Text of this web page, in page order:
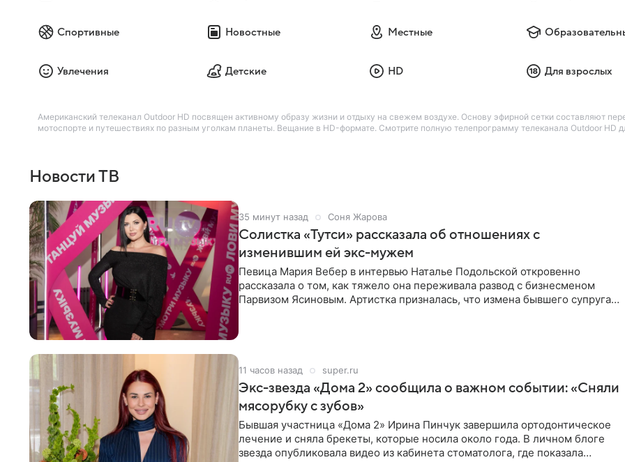
Спортивные Новостные Местные
Увлечения Детские HD Для взрослых
Американский телеканал Outdoor HD посвящен активному образу жизни и отдыху на свежем воздухе. Основу эфирной сетки составляют
мотоспорте и путешествиях по разным уголкам планеты. Вещание в HD-формате. Смотрите полную телепрограмму телеканала Outdoor HD
Новости ТВ
35 минут назад Соня Жарова
Солистка «Тутси» рассказала об отношениях с
изменившим ей экс-мужем
Певица Мария Вебер в интервью Наталье Подольской откровенно
рассказала о том, как тяжело она переживала развод с бизнесменом
Парвизом Ясиновым. Артистка призналась, что измена бывшего супруга
11 часов назад super.ru
Экс-звезда «Дома 2» сообщила о важном событии: «Сняли
мясорубку с зубов»
Бывшая участница «Дома 2» Ирина Пинчук завершила ортодонтическое
лечение и сняла брекеты, которые носила около года. В личном блоге
звезда опубликовала видео из кабинета стоматолога, где показала